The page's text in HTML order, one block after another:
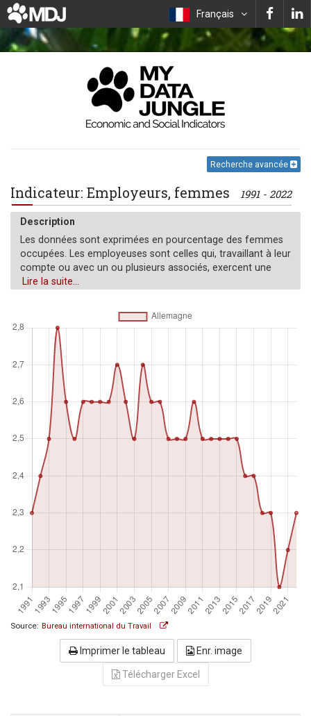
Français
Recherche avancée
Indicateur: Employeurs, femmes 1991 - 2022
Description
Les données sont exprimées en pourcentage des femmes
occupées. Les employeuses sont celles qui, travaillant à leur
compte ou avec un ou plusieurs associés, exercent une
activité définie comme "travail indépendant" (c'est-à-dire
bénéfices tirés des biens et services produits) et, à ce titre,
ont embauché, de manière continue, une ou plusieurs
personnes qui travaillent pour elles en tant que salariées.
Unité de mesure
Lire la suite...
Source: Bureau international du Travail
Imprimer le tableau Enr. image
Télécharger Excel